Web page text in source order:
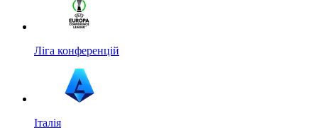
Ліга конференцій
Італія